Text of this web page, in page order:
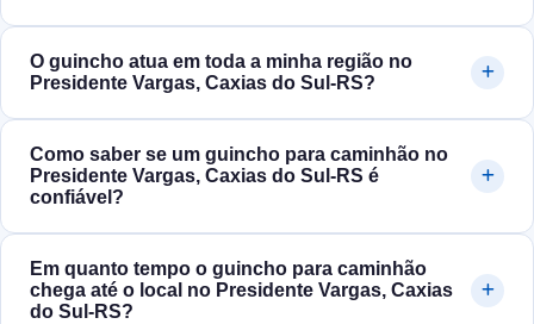
O guincho atua em toda a minha região no
Presidente Vargas, Caxias do Sul‑RS?
Como saber se um guincho para caminhão no
Presidente Vargas, Caxias do Sul‑RS é
confiável?
Em quanto tempo o guincho para caminhão
chega até o local no Presidente Vargas, Caxias
do Sul‑RS?